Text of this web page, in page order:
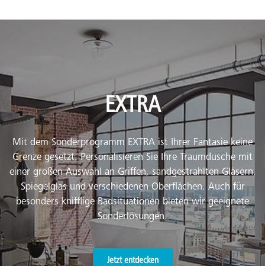
EXTRA
Mit dem Sonderprogramm EXTRA ist Ihrer Fantasie keine
Grenze gesetzt. Personalisieren Sie Ihre Traumdusche mit
einer großen Auswahl an Griffen, sandgestrahlten Gläsern,
Spiegelglas und verschiedenen Oberflächen. Auch für
besonders knifflige Badsituationen bieten wir geeignete
Sonderlösungen.
Jetzt entdecken